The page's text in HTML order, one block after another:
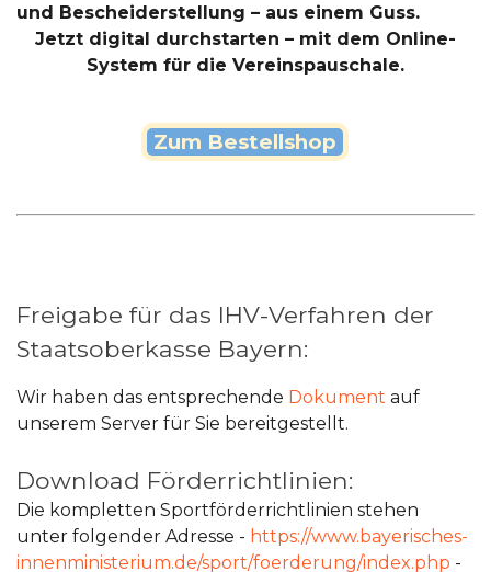
und Bescheiderstellung – aus einem Guss.
Jetzt digital durchstarten – mit dem Online-
System für die Vereinspauschale.
Zum Bestellshop
Freigabe für das IHV-Verfahren der
Staatsoberkasse Bayern:
Wir haben das entsprechende Dokument auf
unserem Server für Sie bereitgestellt.
Download Förderrichtlinien:
Die kompletten Sportförderrichtlinien stehen
unter folgender Adresse - https://www.bayerisches-
innenministerium.de/sport/foerderung/index.php -